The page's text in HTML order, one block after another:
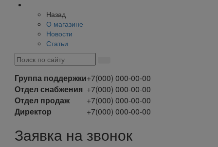
Назад
О магазине
Новости
Статьи
Группа поддержки+7(000) 000-00-00
Отдел снабжения +7(000) 000-00-00
Отдел продаж
+7(000) 000-00-00
Директор
+7(000) 000-00-00
Заявка на звонок